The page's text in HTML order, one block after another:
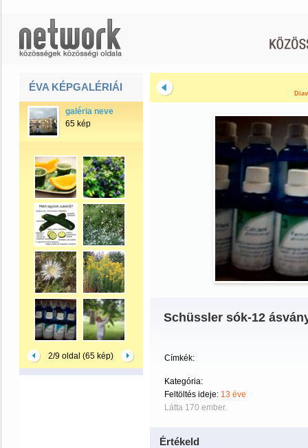
ÉVA KÉPGALÉRIÁI
galéria neve
65 kép
2/9 oldal (65 kép)
Schüssler sók-12
Címkék:
Kategória:
Feltöltés ideje: 13 éve
Látta 170 ember.
Értékeld